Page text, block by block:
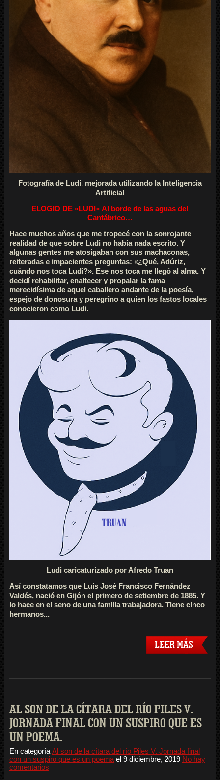
Fotografía de Ludi, mejorada utilizando la Inteligencia
Artificial
ELOGIO DE «LUDI» Al borde de las aguas del
Cantábrico…
Hace muchos años que me tropecé con la sonrojante
realidad de que sobre Ludi no había nada escrito. Y
algunas gentes me atosigaban con sus machaconas,
reiteradas e impacientes preguntas: «¿Qué, Adúriz,
cuándo nos toca Ludi?». Ese nos toca me llegó al alma. Y
decidí rehabilitar, enaltecer y propalar la fama
merecidísima de aquel caballero andante de la poesía,
espejo de donosura y peregrino a quien los fastos locales
conocieron como Ludi.
Ludi caricaturizado por Afredo Truan
Así constatamos que Luis José Francisco Fernández
Valdés, nació en Gijón el primero de setiembre de 1885. Y
lo hace en el seno de una familia trabajadora. Tiene cinco
hermanos...
LEER MÁS
AL SON DE LA CÍTARA DEL RÍO PILES V.
JORNADA FINAL CON UN SUSPIRO QUE ES
UN POEMA.
En categoría Al son de la cítara del río Piles V. Jornada final
con un suspiro que es un poemael 9 diciembre, 2019 No hay
comentarios